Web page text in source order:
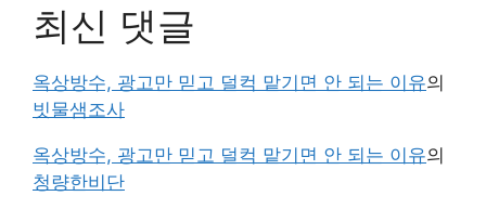
최신 댓글
옥상방수, 광고만 믿고 덜컥 맡기면 안 되는 이유의
빗물샘조사
옥상방수, 광고만 믿고 덜컥 맡기면 안 되는 이유의
청량한비단